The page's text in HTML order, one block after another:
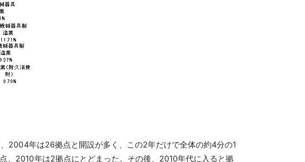
年は26拠点と開設が多く、この2年だけで全体の約4分の1
、2010年は2拠点にとどまった。その後、2010年代に入ると拠